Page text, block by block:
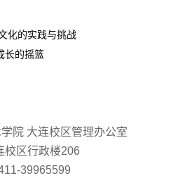
化的实践与挑战
长的摇篮
院 大连校区管理办公室
校区行政楼206
39965599